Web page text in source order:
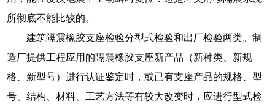
所彻底不能比较的。
建筑隔震橡胶支座检验分型式检验和出厂检验两类。制
造厂提供工程应用的隔震橡胶支座新产品（新种类、新规
格、新型号）进行认证鉴定时，或已有支座产品的规格、型
号、结构、材料、工艺方法等有较大改变时，应进行型式检